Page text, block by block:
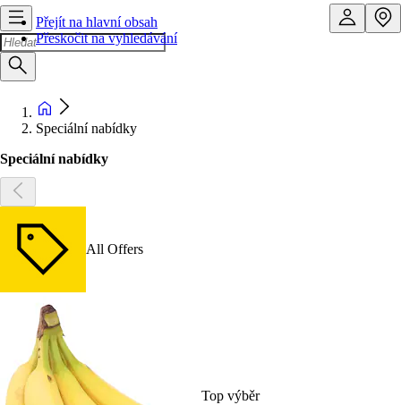
Přejít na hlavní obsah
Přeskočit na vyhledávání
Speciální nabídky
Speciální nabídky
All Offers
Top výběr